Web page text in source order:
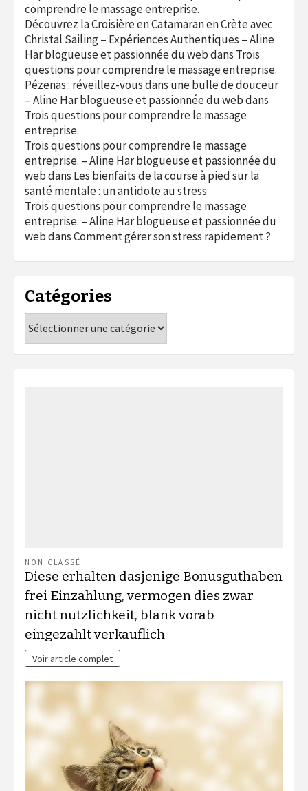
comprendre le massage entreprise.
Découvrez la Croisière en Catamaran en Crète avec
Christal Sailing – Expériences Authentiques – Aline
Har blogueuse et passionnée du webdans Trois
questions pour comprendre le massage entreprise.
Pézenas : réveillez-vous dans une bulle de douceur
– Aline Har blogueuse et passionnée du webdans
Trois questions pour comprendre le massage
entreprise.
Trois questions pour comprendre le massage
entreprise. – Aline Har blogueuse et passionnée du
webdans Les bienfaits de la course à pied sur la
santé mentale : un antidote au stress
Trois questions pour comprendre le massage
entreprise. – Aline Har blogueuse et passionnée du
webdansComment gérer son stress rapidement ?
Catégories
NON CLASSÉ
Diese erhalten dasjenige Bonusguthaben
frei Einzahlung, vermogen dies zwar
nicht nutzlichkeit, blank vorab
eingezahlt verkauflich
Voir article complet